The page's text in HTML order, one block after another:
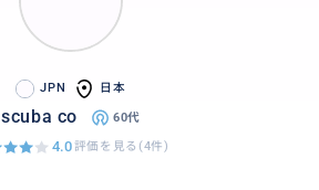
JPN 日本
scuba co 60代
4.0評価を見る(4件)